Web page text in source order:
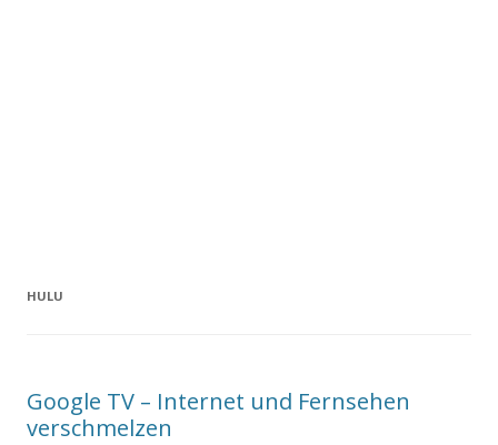
HULU
Google TV – Internet und Fernsehen
verschmelzen